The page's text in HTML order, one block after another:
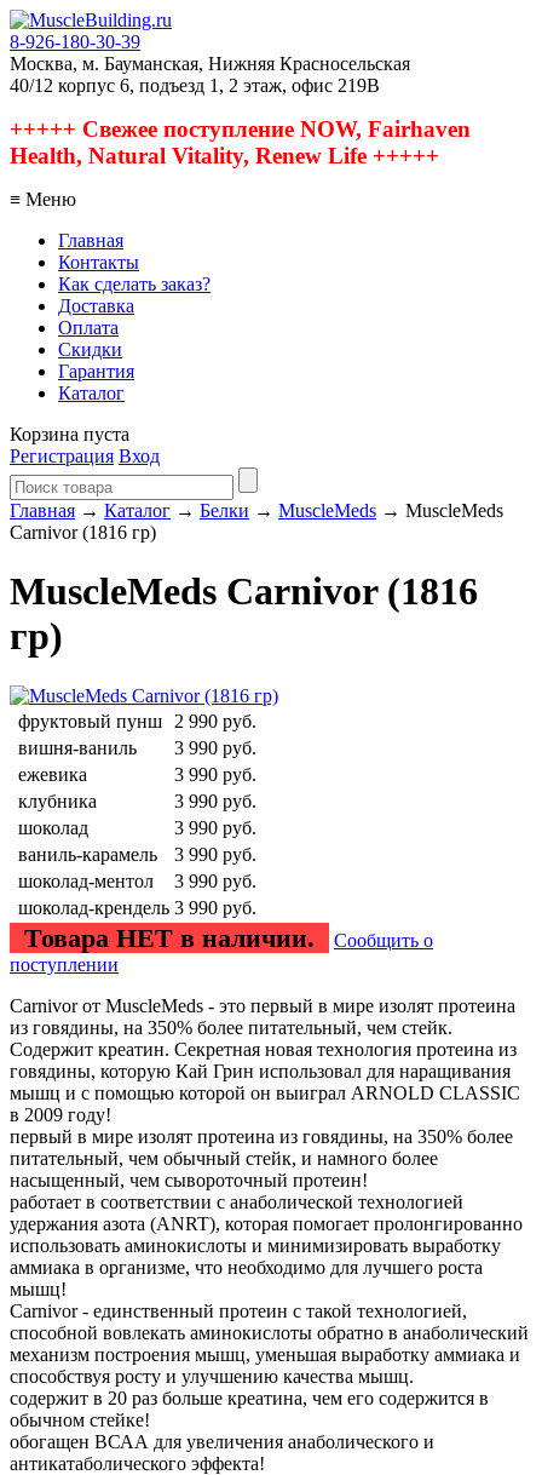
8-926-180-30-39
Москва, м. Бауманская, Нижняя Красносельская
40/12 корпус 6, подъезд 1, 2 этаж, офис 219В
+++++ Свежее поступление NOW, Fairhaven
Health, Natural Vitality, Renew Life +++++
≡ Меню
Главная
Контакты
Как сделать заказ?
Доставка
Оплата
Скидки
Гарантия
Каталог
Корзина пуста
Регистрация Вход
Главная → Каталог → Белки → MuscleMeds → MuscleMeds
Carnivor (1816 гр)
MuscleMeds Carnivor (1816
гр)
фруктовый пунш 2 990 руб.
вишня-ваниль
3 990 руб.
ежевика
3 990 руб.
клубника
3 990 руб.
шоколад
3 990 руб.
ваниль-карамель
3 990 руб.
шоколад-ментол
3 990 руб.
шоколад-крендель 3 990 руб.
Товара НЕТ в наличии.
Сообщить о
поступлении
Carnivor от MuscleMeds - это первый в мире изолят протеина
из говядины, на 350% более питательный, чем стейк.
Содержит креатин. Секретная новая технология протеина из
говядины, которую Кай Грин использовал для наращивания
мышц и с помощью которой он выиграл ARNOLD CLASSIC
в 2009 году!
первый в мире изолят протеина из говядины, на 350% более
питательный, чем обычный стейк, и намного более
насыщенный, чем сывороточный протеин!
работает в соответствии с анаболической технологией
удержания азота (ANRT), которая помогает пролонгированно
использовать аминокислоты и минимизировать выработку
аммиака в организме, что необходимо для лучшего роста
мышц!
Carnivor - единственный протеин с такой технологией,
способной вовлекать аминокислоты обратно в анаболический
механизм построения мышц, уменьшая выработку аммиака и
способствуя росту и улучшению качеcтва мышц.
содержит в 20 раз больше креатина, чем его содержится в
обычном стейке!
обогащен ВСАА для увеличения анаболического и
антикатаболического эффекта!